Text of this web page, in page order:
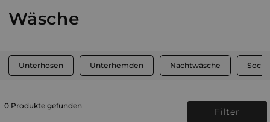
Wäsche
Unterhosen Unterhemden Nachtwäsche
0 Produkte gefunden
Filter